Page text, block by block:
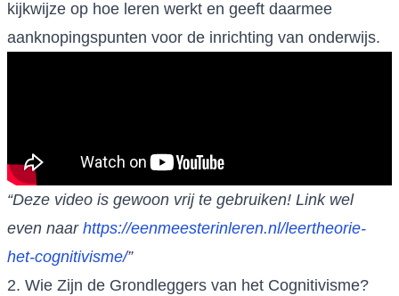
kijkwijze op hoe leren werkt en geeft daarmee
aanknopingspunten voor de inrichting van onderwijs.
“Deze video is gewoon vrij te gebruiken! Link wel
even naar https://eenmeesterinleren.nl/leertheorie-
het-cognitivisme/”
2. Wie Zijn de Grondleggers van het Cognitivisme?